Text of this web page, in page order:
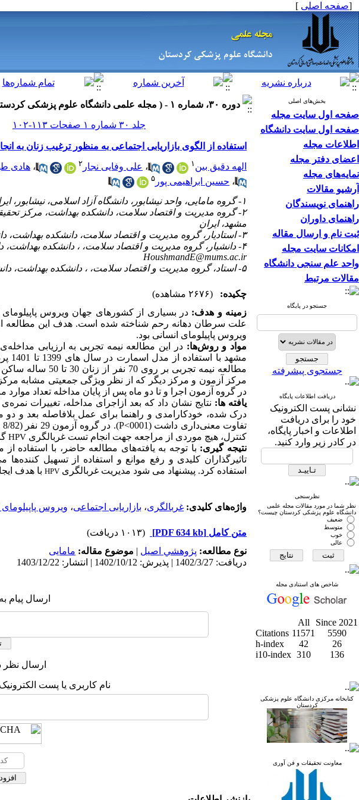
[صفحه اصلی ]
بخش‌های اصلی
صفحه اول سایت مجله
صفحه اول سایت دانشگاه
اطلاعات مجله
اعضای دفتر مجله
نمایه‌های مجله
آرشیو مقالات
راهنمای نویسندگان
راهنمای داوران
ثبت نام و ارسال مقاله
امکانات سایت مجله
واحد علم سنجی دانشگاه
مقالات مرتبط
جستجو در پایگاه
جستجوی پیشرفته
دریافت اطلاعات پایگاه
نشانی پست الکترونیک
خود را برای دریافت
اطلاعات و اخبار پایگاه،
در کادر زیر وارد کنید.
نظرسنجی
نظر شما در مورد مقالات مجله علمی
دانشگاه علوم پزشکی کردستان چیست؟
ضعیف
متوسط
خوب
عالی
شاخص های استنادی مجله
All
Since 2021
Citations 11571
5590
h-index
42
26
i10-index 310 136
کتابخانه مرکزی دانشگاه علوم پزشکی
کردستان
معاونت تحقیقات و فن آوری
دوره ۳۰، شماره ۱ - ( مجله علمی دانشگاه علوم پزشکی کردستان ۱۴۰۴ )
جلد ۳۰ شماره ۱ صفحات ۱۱۳-۱۰۲
استفاده از الگوی بازاریابی اجتماعی به منظور ترغیب زنان به
الهه دقیق بین ۱ ، علی وفایی نجار ۲ ، هادی
، حسین ابراهیمی پور ۵
۱- گروه مامایی، واحد نیشابور، دانشگاه آزاد اسلامی، نیشابور، ایران.
۲- گروه مدیریت و اقتصاد سلامت، دانشکده بهداشت، مرکز
مشهد، ایران
۳- استادیار، گروه مدیریت و اقتصاد سلامت، دانشکده بهداشت، دانشگاه علوم پزشکی مشهد، مشهد، ایران
۴- دانشیار، گروه مدیریت و اقتصاد سلامت، ، دانشکده بهداشت، دانشگاه علوم پزشکی مشهد، مشهد، ایران ،
HoushmandE@mums.ac.ir
۵- استاد، گروه مدیریت و اقتصاد سلامت، ، دانشکده بهداشت، دانشگاه علوم پزشکی مشهد، مشهد، ایران
چکیده:
(۲۶۷۶ مشاهده)
زمینه و هدف:در بسیاری از کشورهای جهان ویروس
علت سرطان دهانه رحم شناخته شده است. هدف این مطالعه
ویروس پاپیلومای انسانی بود.
مواد و روش‌ها:در این مطالعه نیمه تجربی به ارزیابی
مطالعه نیمه
مرکز آزمون و مرکز دیگر که از نظر ویژگی جمعیتی مشابه
در گروه آزمون اجرا و تا دو ماه پس از پایان مداخله تعداد
یافته ها: نتایج نشان داد که بعد ازاجرای مداخله، تغییرات
درک شده، خودکارامدی و راهنما برای عمل بلافاصله بعد و دو
تفاوت معنی‌داری داشت (0001> P
کنترل، هیچ موردی از مراجعه جهت انجام تست غربالگری HPV
نتیجه گیری: با توجه به یافته‌های مطالعه حاضر، با استفاده
تاثیرگذاران کلیدی و رفع موانع و استفاده از تسهیل
استفاده کرد. پیشنهاد می شود مدیریت غربالگری HPV با هدف
واژه‌های کلیدی: غربالگری، بازاریابی اجتماعی، ویروس پاپیلومای
متن کامل [PDF 634 kb]
(۱۰۱۳ دریافت)
نوع مطالعه: پژوهشي اصیل | موضوع مقاله: مامایی
دریافت: 1402/3/27 | پذیرش: 1402/10/12 | انتشار: 1403/12/22
ارسال پیام
ارسال نظر
نام کاربری یا پست